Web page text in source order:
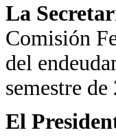
La
Comisión
del
semestre de
El